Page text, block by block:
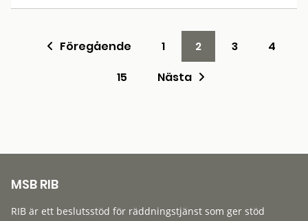
Föregående 1 2 3
4
15
Nästa
MSB RIB
RIB är ett beslutsstöd för räddningstjänst som ger stöd